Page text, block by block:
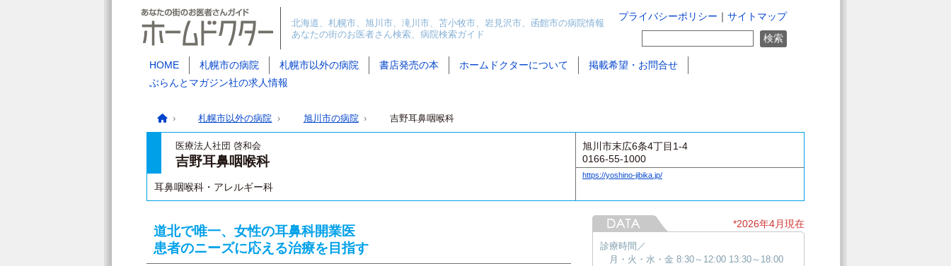
プライバシーポリシー サイトマップ
北海道、札幌市、旭川市、滝川市、苫小牧市、岩見沢市、函館市の病院情報
あなたの街のお医者さん検索、病院検索ガイド
HOME 札幌市の病院 札幌市以外の病院 書店発売の本 ホームドクターについて
掲載希望・お問合せ
ぶらんとマガジン社の求人情報
札幌市以外の病院 旭川市の病院 吉野耳鼻咽喉科
医療法人社団 啓和会
吉野耳鼻咽喉科
耳鼻咽喉科・アレルギー科
旭川市末広6条4丁目1-4
0166-55-1000
https://yoshino-jibika.jp/
道北で唯一、女性の耳鼻科開業医
患者のニーズに応える治療を目指す
*2026年4月現在
診療時間／
月・火・水・金 8:30～12:00 13:30～18:00